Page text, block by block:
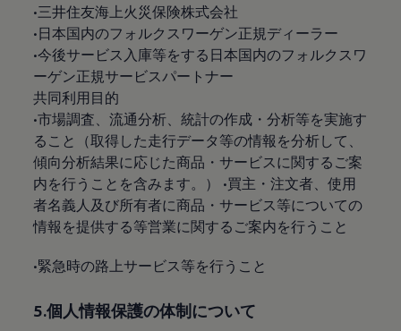
•三井住友海上火災保険株式会社
•日本国内のフォルクスワーゲン正規ディーラー
•今後サービス入庫等をする日本国内のフォルクスワ
ーゲン正規サービスパートナー
共同利用目的
•市場調査、流通分析、統計の作成・分析等を実施す
ること（取得した走行データ等の情報を分析して、
傾向分析結果に応じた商品・サービスに関するご案
内を行うことを含みます。） •買主・注文者、使用
者名義人及び所有者に商品・サービス等についての
情報を提供する等営業に関するご案内を行うこと
•緊急時の路上サービス等を行うこと
5.個人情報保護の体制について